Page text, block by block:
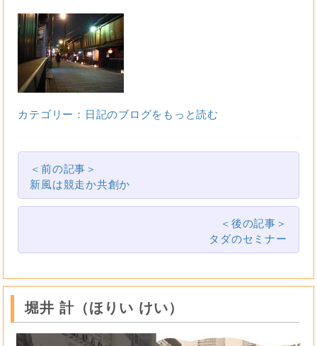
カテゴリー：日記のブログをもっと読む
＜前の記事＞
新風は競走か共創か
＜後の記事＞
タダのセミナー
堀井 計（ほりい けい）